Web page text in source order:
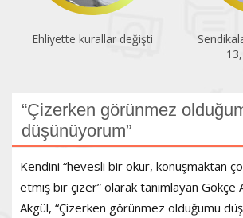
Sendikalaşma oranı yüzde
İlk
“Çizerken görünmez
düşünüyorum”
Kendini “hevesli bir okur, konuşmaktan
etmiş bir çizer” olarak tanımlayan Gökçe
Akgül, “Çizerken görünmez olduğumu